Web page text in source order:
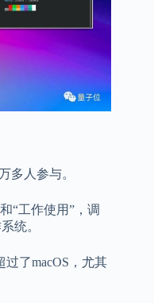
多人参与。
“工作使用”，调
统。
了macOS，尤其